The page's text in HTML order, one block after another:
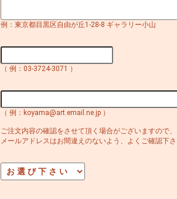
例：東京都目黒区自由が丘1-28-8 ギャラリー小山
（ 例：03-3724-3071 ）
（ 例：koyama@art.email.ne.jp ）
ご注文内容の確認をさせて頂く場合がございますので、
メールアドレスはお間違えのないよう、よくご確認下